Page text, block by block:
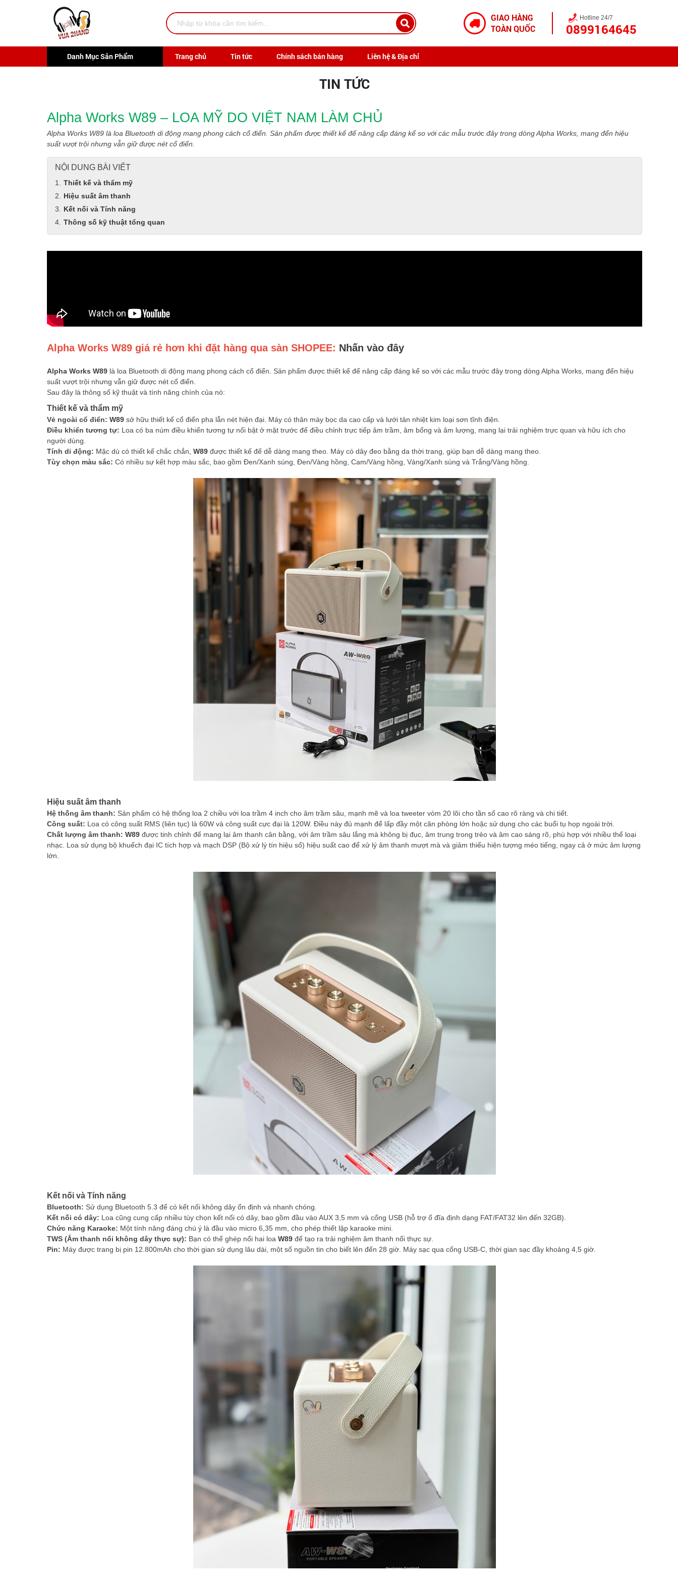
GIAO HÀNG
TOÀN QUỐC
Hotline 24/7
0899164645
Trang chủ Tin tức Chính sách bán hàng Liên hệ & Địa chỉ
Danh Mục Sản Phẩm
TIN TỨC
Alpha Works W89 – LOA MỸ DO VIỆT NAM LÀM CHỦ
Alpha Works W89 là loa Bluetooth di động mang phong cách cổ điển. Sản phẩm được thiết kế để nâng cấp đáng kể so với các mẫu trước đây trong dòng Alpha Works, mang đến hiệu
suất vượt trội nhưng vẫn giữ được nét cổ điển.
NỘI DUNG BÀI VIẾT
Thiết kế và thẩm mỹ
Hiệu suất âm thanh
Kết nối và Tính năng
Thông số kỹ thuật tổng quan
Alpha Works W89 giá rẻ hơn khi đặt hàng qua sàn SHOPEE: Nhấn vào đây
Alpha Works W89 là loa Bluetooth di động mang phong cách cổ điển. Sản phẩm được thiết kế để nâng cấp đáng kể so với các mẫu trước đây trong dòng Alpha Works, mang đến hiệu
suất vượt trội nhưng vẫn giữ được nét cổ điển.
Sau đây là thông số kỹ thuật và tính năng chính của nó:
Thiết kế và thẩm mỹ
Vẻ ngoài cổ điển: W89 sở hữu thiết kế cổ điển pha lẫn nét hiện đại. Máy có thân máy bọc da cao cấp và lưới tản nhiệt kim loại sơn tĩnh điện.
Điều khiển tương tự: Loa có ba núm điều khiển tương tự nổi bật ở mặt trước để điều chỉnh trực tiếp âm trầm, âm bổng và âm lượng, mang lại trải nghiệm trực quan và hữu ích cho
người dùng.
Tính di động: Mặc dù có thiết kế chắc chắn, W89 được thiết kế để dễ dàng mang theo. Máy có dây đeo bằng da thời trang, giúp bạn dễ dàng mang theo.
Tùy chọn màu sắc: Có nhiều sự kết hợp màu sắc, bao gồm Đen/Xanh súng, Đen/Vàng hồng, Cam/Vàng hồng, Vàng/Xanh súng và Trắng/Vàng hồng.
Hiệu suất âm thanh
Hệ thống âm thanh: Sản phẩm có hệ thống loa 2 chiều với loa trầm 4 inch cho âm trầm sâu, mạnh mẽ và loa tweeter vòm 20 lõi cho tần số cao rõ ràng và chi tiết.
Công suất: Loa có công suất RMS (liên tục) là 60W và công suất cực đại là 120W. Điều này đủ mạnh để lấp đầy một căn phòng lớn hoặc sử dụng cho các buổi tụ họp ngoài trời.
Chất lượng âm thanh: W89 được tinh chỉnh để mang lại âm thanh cân bằng, với âm trầm sâu lắng mà không bị đục, âm trung trong trẻo và âm cao sáng rõ, phù hợp với nhiều thể loại
nhạc. Loa sử dụng bộ khuếch đại IC tích hợp và mạch DSP (Bộ xử lý tín hiệu số) hiệu suất cao để xử lý âm thanh mượt mà và giảm thiểu hiện tượng méo tiếng, ngay cả ở mức âm lượng
lớn.
Kết nối và Tính năng
Bluetooth: Sử dụng Bluetooth 5.3 để có kết nối không dây ổn định và nhanh chóng.
Kết nối có dây: Loa cũng cung cấp nhiều tùy chọn kết nối có dây, bao gồm đầu vào AUX 3,5 mm và cổng USB (hỗ trợ ổ đĩa định dạng FAT/FAT32 lên đến 32GB).
Chức năng Karaoke: Một tính năng đáng chú ý là đầu vào micro 6,35 mm, cho phép thiết lập karaoke mini.
TWS (Âm thanh nổi không dây thực sự): Bạn có thể ghép nối hai loa W89 để tạo ra trải nghiệm âm thanh nổi thực sự.
Pin: Máy được trang bị pin 12.800mAh cho thời gian sử dụng lâu dài, một số nguồn tin cho biết lên đến 28 giờ. Máy sạc qua cổng USB-C, thời gian sạc đầy khoảng 4,5 giờ.